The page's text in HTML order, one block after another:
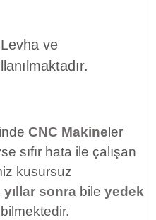
ve
CNC Makineler
sıfır hata ile çalışan
kusursuz
yıllar sonra bile yedek